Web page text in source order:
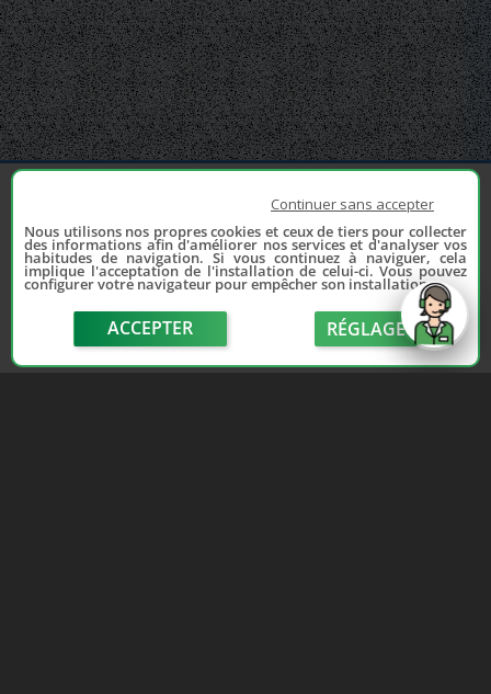
Depuis 2006, France Casse accompagne les
automobilistes dans leur recherche de pièces
d'occasion. Réparez votre auto sans vous ruiner !
Continuer sans accepter
Nous utilisons nos propres cookies et ceux de tiers pour collecter
des informations afin d'améliorer nos services et d'analyser vos
habitudes de navigation. Si vous continuez à naviguer, cela
implique l'acceptation de l'installation de celui-ci. Vous pouvez
configurer votre navigateur pour empêcher son installation.
ACCEPTER RÉGLAGE